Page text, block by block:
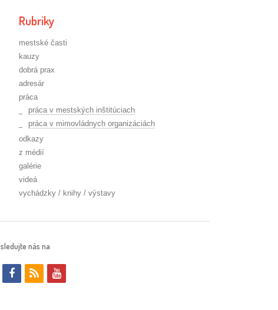
Rubriky
mestské časti
kauzy
dobrá prax
adresár
práca
práca v mestských inštitúciach
práca v mimovládnych organizáciách
odkazy
z médií
galérie
videá
vychádzky / knihy / výstavy
sledujte nás na
f
r
y